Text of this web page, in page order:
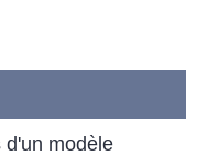
d'un modèle